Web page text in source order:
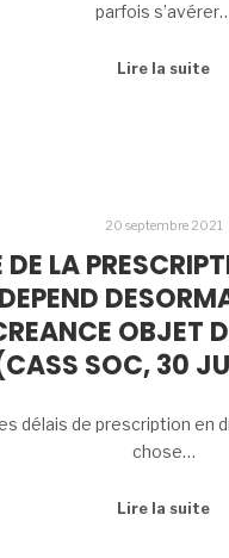
parfois
Lire la suite
20 septembre 2021
DE LA
OBJET
SOC, 30
délais de prescription en
chose…
Lire la suite